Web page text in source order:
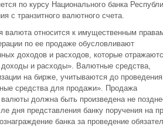
по курсу Национального банка
с транзитного валютного счета.
валюта относится к имущественным
по ее продаже обусловливают
доходов и расходов, которые
и расходы». Валютные средства,
на бирже, учитываются до проведения
средства для продажи». Продажа
должна быть произведена не
дня представления банку поручения на
банка за проведение